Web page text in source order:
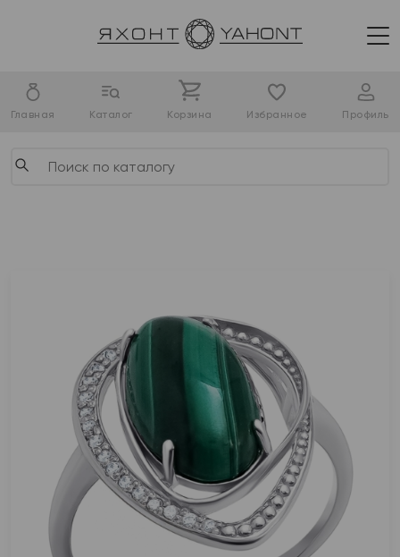
Главная Каталог Корзина Избранное Профиль